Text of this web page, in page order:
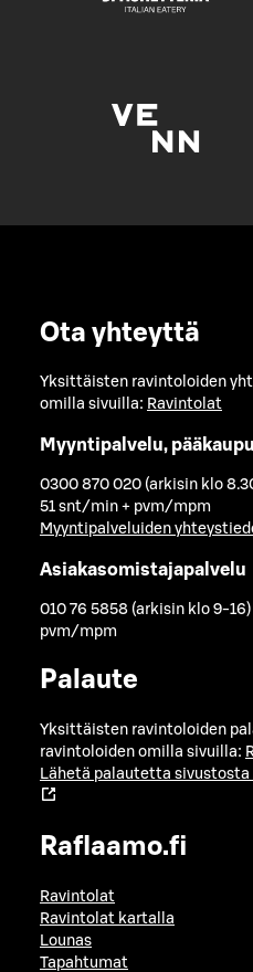
Ota yhteyttä
Yksittäisten ravintoloiden
omilla sivuilla: Ravintolat
Myyntipalvelu,
0300 870 020 (arkisin klo
51 snt/min + pvm/mpm
Myyntipalveluiden
Asiakasomistajapalvelu
010 76 5858 (arkisin klo 9-16)
pvm/mpm
Palaute
Yksittäisten ravintoloiden
ravintoloiden omilla sivuilla:
Lähetä palautetta sivustosta
Raflaamo.fi
Ravintolat
Ravintolat kartalla
Lounas
Tapahtumat